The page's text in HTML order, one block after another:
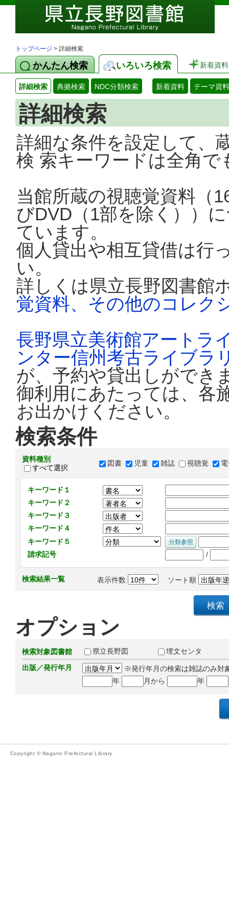
トップページ > 詳細検索
かんたん検索 いろいろ検索 新着資料
詳細検索 典拠検索 NDC分類検索 新着資料 テーマ資料
詳細検索
詳細な条件を設定して、
検 索キーワードは全角
当館所蔵の視聴覚資料（
びDVD（1部を除く））
ています。
個人貸出や相互貸借は行
い。
詳しくは県立長野図書館
覚資料、その他のコレク
長野県立美術館アートラ
ンター信州考古ライブラ
が、予約や貸出しができ
御利用にあたっては、各
お出かけください。
検索条件
資料種別
すべて選択
図書 児童 雑誌 視聴覚
キーワード１
キーワード２
キーワード３
キーワード４
キーワード５
請求記号
/
検索結果一覧 表示件数 ソート順
オプション
検索対象図書館 県立長野図
埋文センタ
出版／発行年月
※発行年月の検索は雑誌のみ対
年
月から 年
Copyright © Nagano Prefectural Library